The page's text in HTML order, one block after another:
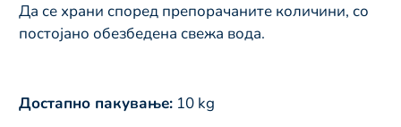
Да се храни според препорачаните количини, со
постојано обезбедена свежа вода.
Достапно пакување: 10 kg